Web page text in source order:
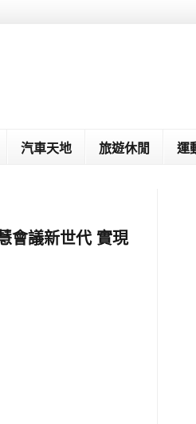
汽車天地 旅遊休閒 運
會議新世代 實現